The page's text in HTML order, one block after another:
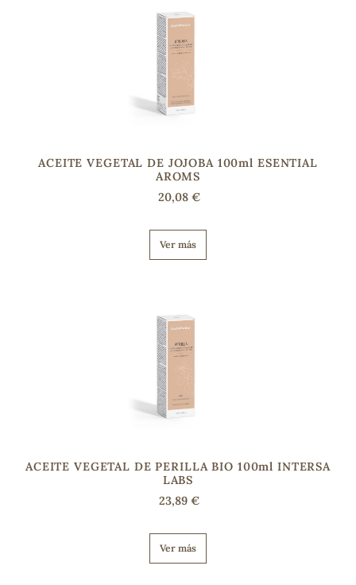
ACEITE VEGETAL DE JOJOBA 100ml ESENTIAL
AROMS
20,08 €
Ver más
ACEITE VEGETAL DE PERILLA BIO 100ml INTERSA
LABS
23,89 €
Ver más